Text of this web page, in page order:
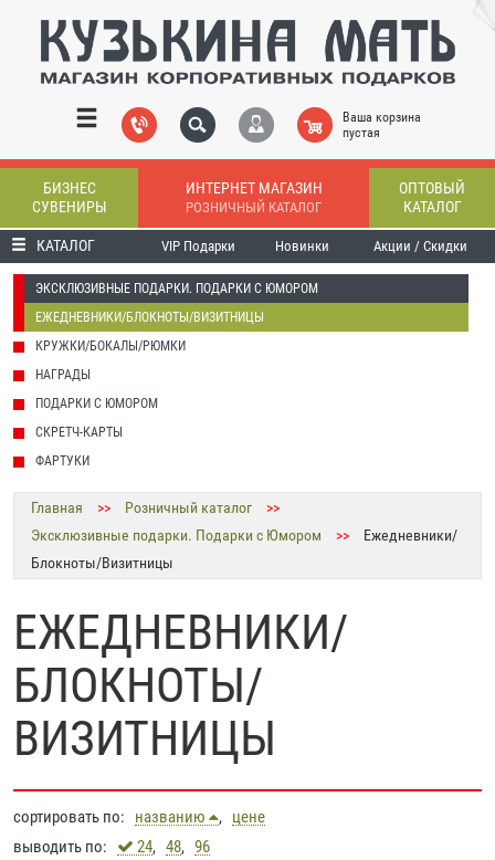
Ваша корзина
пустая
БИЗНЕС
СУВЕНИРЫ
ИНТЕРНЕТ МАГАЗИН
РОЗНИЧНЫЙ КАТАЛОГ
ОПТОВЫЙ
КАТАЛОГ
КАТАЛОГ VIP Подарки Новинки Акции / Скидки
ЭКСКЛЮЗИВНЫЕ ПОДАРКИ. ПОДАРКИ С ЮМОРОМ
ЕЖЕДНЕВНИКИ/БЛОКНОТЫ/ВИЗИТНИЦЫ
КРУЖКИ/БОКАЛЫ/РЮМКИ
НАГРАДЫ
ПОДАРКИ С ЮМОРОМ
СКРЕТЧ-КАРТЫ
ФАРТУКИ
Главная >> Розничный каталог
>>
Эксклюзивные подарки. Подарки с Юмором
>>
Ежедневники/
Блокноты/Визитницы
ЕЖЕДНЕВНИКИ/
БЛОКНОТЫ/
ВИЗИТНИЦЫ
сортировать по: названию , цене
выводить по:
24, 48, 96